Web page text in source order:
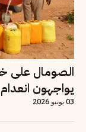
الصومال على
يواجهون انعدام
03 يونيو 2026